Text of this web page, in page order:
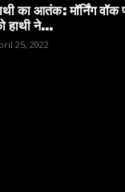
का आतंक: मॉर्निंग
हाथी ने...
25, 2022